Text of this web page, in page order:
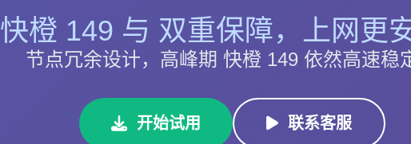
快橙 149 与 双重保障，上网更
节点冗余设计，高峰期 快橙 149 依然高速稳
开始试用 联系客服